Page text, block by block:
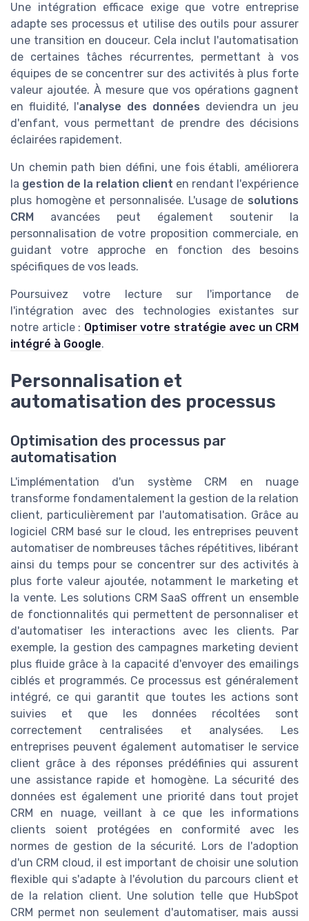
Une intégration efficace exige que votre entreprise
adapte ses processus et utilise des outils pour assurer
une transition en douceur. Cela inclut l'automatisation
de certaines tâches récurrentes, permettant à vos
équipes de se concentrer sur des activités à plus forte
valeur ajoutée. À mesure que vos opérations gagnent
en fluidité, l'analyse des données deviendra un jeu
d'enfant, vous permettant de prendre des décisions
éclairées rapidement.
Un chemin path bien défini, une fois établi, améliorera
la gestion de la relation client en rendant l'expérience
plus homogène et personnalisée. L'usage de solutions
CRM
avancées peut également soutenir la
personnalisation de votre proposition commerciale, en
guidant votre approche en fonction des besoins
spécifiques de vos leads.
Poursuivez votre lecture sur l'importance de
l'intégration avec des technologies existantes sur
notre article : Optimiser votre stratégie avec un CRM
intégré à Google.
Personnalisation et
automatisation des processus
Optimisation des processus par
automatisation
L'implémentation d'un système CRM en nuage
transforme fondamentalement la gestion de la relation
client, particulièrement par l'automatisation. Grâce au
logiciel CRM basé sur le cloud, les entreprises peuvent
automatiser de nombreuses tâches répétitives, libérant
ainsi du temps pour se concentrer sur des activités à
plus forte valeur ajoutée, notamment le marketing et
la vente. Les solutions CRM SaaS offrent un ensemble
de fonctionnalités qui permettent de personnaliser et
d'automatiser les interactions avec les clients. Par
exemple, la gestion des campagnes marketing devient
plus fluide grâce à la capacité d'envoyer des emailings
ciblés et programmés. Ce processus est généralement
intégré, ce qui garantit que toutes les actions sont
suivies et que les données récoltées sont
correctement centralisées et analysées. Les
entreprises peuvent également automatiser le service
client grâce à des réponses prédéfinies qui assurent
une assistance rapide et homogène. La sécurité des
données est également une priorité dans tout projet
CRM en nuage, veillant à ce que les informations
clients soient protégées en conformité avec les
normes de gestion de la sécurité. Lors de l'adoption
d'un CRM cloud, il est important de choisir une solution
flexible qui s'adapte à l'évolution du parcours client et
de la relation client. Une solution telle que HubSpot
CRM permet non seulement d'automatiser, mais aussi